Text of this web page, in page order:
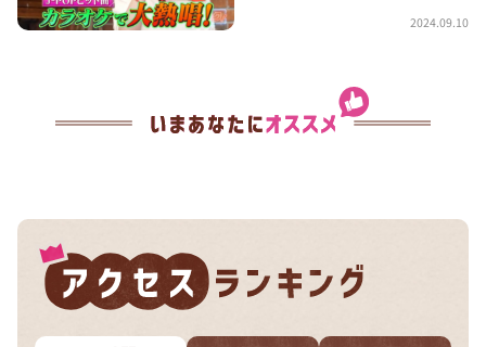
2024.09.10